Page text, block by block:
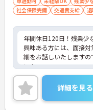
社会保険完備
交通費支給 退
年間休日120日！残業
興味ある方には、面接
細をお話しいたします
い！
詳細を見る